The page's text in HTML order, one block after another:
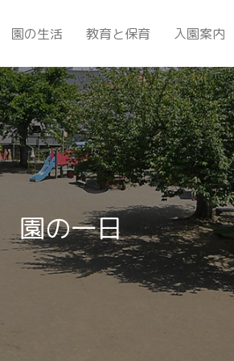
園の生活 教育と保育 入園案内
園の一日